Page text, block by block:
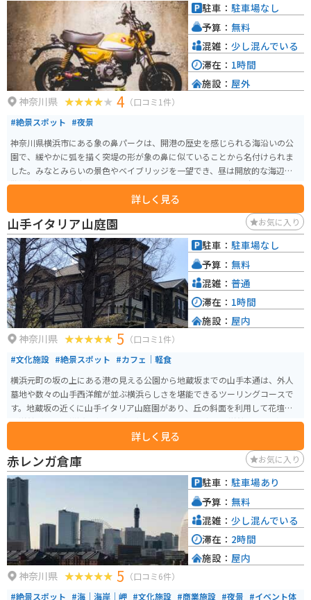
神奈川県 4 （口コミ1件）
#絶景スポット #夜景
神奈川県横浜市にある象の鼻パークは、開港の歴史を感じられる海沿いの公
園で、緩やかに弧を描く突堤の形が象の鼻に似ていることから名付けられま
した。みなとみらいの景色やベイブリッジを一望でき、昼は開放的な海辺の
散策、夜は美しい夜景スポットとして人気があります。 園内は広々としてベ
ンチも多く、のんびり過ごすのに最適です。併設のカフェでは軽食やドリン
クを楽しめ、観光の休憩にも便利。周辺には赤レンガ倉庫や山下公園など見
どころも多く、徒歩で巡れるのも魅力です。バイクの場合は近隣に駐車場が
点在し、横浜ベイエリアのツーリングとあわせて立ち寄りやすいスポットで
す。 大桟橋の近くにある公園で、その橋の下が写真スポットとなっていま
す。日中は混んでいるので夜の方がおすすめです。夜景を楽しみつついくとい
いかもしれないです。公園内なので、バイクは押して入ってください。近く
には赤レンガ倉庫などがあります。
詳しく見る
駐車： 駐車場なし
予算： 無料
混雑： 少し混んでいる
滞在： 1時間
施設： 屋外
山手イタリア山庭園 お気に入り
神奈川県 5 （口コミ1件）
#文化施設 #絶景スポット #カフェ｜軽食
横浜元町の坂の上にある港の見える公園から地蔵坂までの山手本通は、外人
墓地や数々の山手西洋館が並ぶ横浜らしさを堪能できるツーリングコースで
す。地蔵坂の近くに山手イタリア山庭園があり、丘の斜面を利用して花壇や
西洋館があり、横浜の中心部が一望できます。 その中の西洋館の１つが外交
官の家（旧内田家住宅）です。内装・調度も整えられており、往時の上流階
級の暮らしぶりが偲ばれます。入館は無料でカフェも併設されています。
詳しく見る
駐車： 駐車場なし
予算： 無料
混雑： 普通
滞在： 1時間
施設： 屋内
赤レンガ倉庫 お気に入り
神奈川県 5 （口コミ6件）
#絶景スポット #海｜海岸｜岬 #文化施設 #商業施設 #夜景 #イベント体
駐車： 駐車場あり
予算： 無料
混雑： 少し混んでいる
滞在： 2時間
施設： 屋内